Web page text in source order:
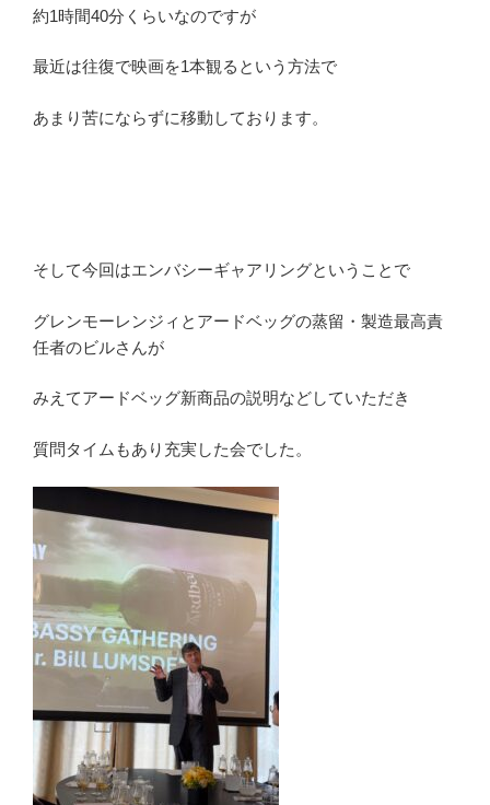
約1時間40分くらいなのですが
最近は往復で映画を1本観るという方法で
あまり苦にならずに移動しております。
そして今回はエンバシーギャアリングということで
グレンモーレンジィとアードベッグの蒸留・製造最高責
任者のビルさんが
みえてアードベッグ新商品の説明などしていただき
質問タイムもあり充実した会でした。